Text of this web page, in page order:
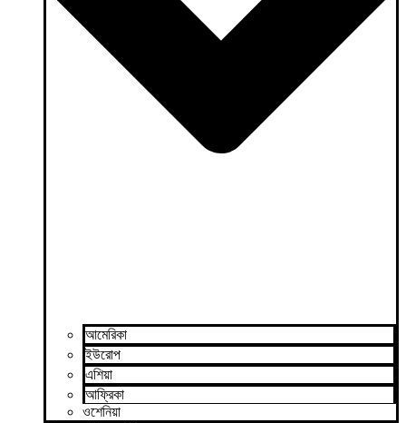
আমেরিকা
ইউরোপ
এশিয়া
আফ্রিকা
ওশেনিয়া